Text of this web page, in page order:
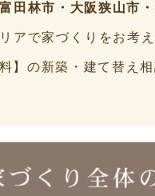
田林市・大阪狭山市
アで家づくりをお考
】の新築・建て替え